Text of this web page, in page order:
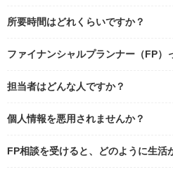
所要時間はどれくらいですか？
ファイナンシャルプランナー（FP）
担当者はどんな人ですか？
個人情報を悪用されませんか？
FP相談を受けると、どのように生活